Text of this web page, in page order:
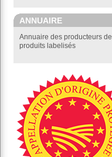
ANNUAIRE
Annuaire des producteurs de
produits labelisés